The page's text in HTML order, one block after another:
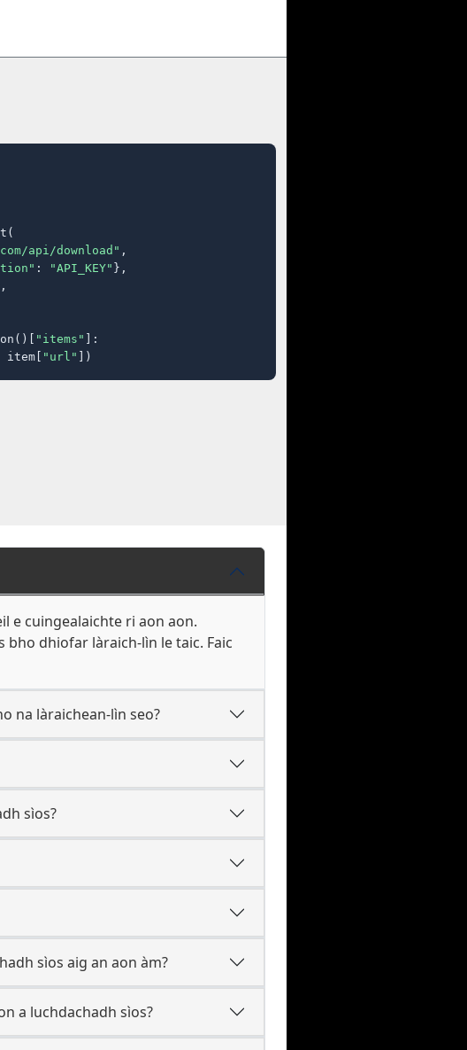
api/download" ,
: "API_KEY" },
"items" ]:
item[ "url" ])
e cuingealaichte ri aon aon.
dhiofar làraich-lìn le taic. Faic
na làraichean-lìn seo?
sìos?
sìos aig an aon àm?
a luchdachadh sìos?